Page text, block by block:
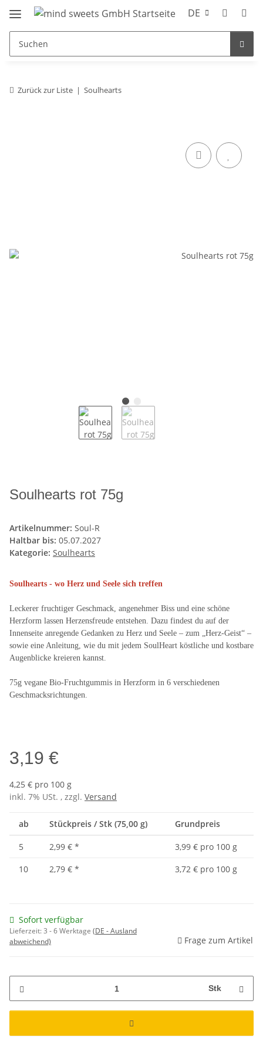
DE
Zurück zur Liste Soulhearts
Soulhearts rot 75g
Artikelnummer: Soul-R
Haltbar bis: 05.07.2027
Kategorie: Soulhearts
Soulhearts - wo Herz und Seele sich treffen
Leckerer fruchtiger Geschmack, angenehmer Biss und eine schöne
Herzform lassen Herzensfreude entstehen. Dazu findest du auf der
Innenseite anregende Gedanken zu Herz und Seele – zum „Herz-Geist“ –
sowie eine Anleitung, wie du mit jedem SoulHeart köstliche und kostbare
Augenblicke kreieren kannst.
75g vegane Bio-Fruchtgummis in Herzform in 6 verschiedenen
Geschmacksrichtungen.
3,19 €
4,25 € pro 100 g
inkl. 7% USt. , zzgl. Versand
ab Stückpreis / Stk (75,00 g) Grundpreis
5 2,99 € *
3,99 € pro 100 g
10
2,79 € * 3,72 € pro 100 g
Sofort verfügbar
Lieferzeit:3 - 6 Werktage (DE - Ausland
abweichend)
Frage zum Artikel
Stk